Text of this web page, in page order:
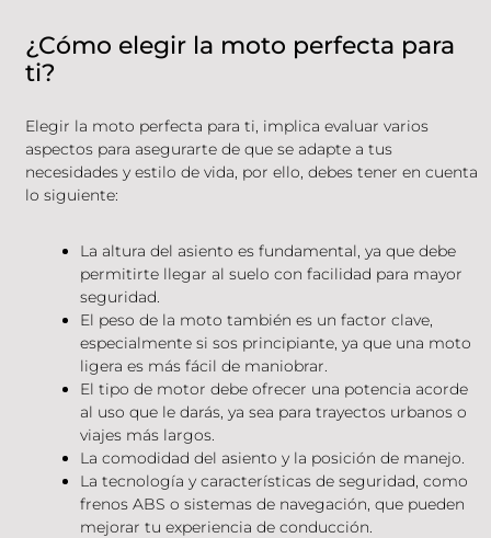
¿Cómo elegir la moto perfecta para
ti?
Elegir la moto perfecta para ti, implica evaluar varios
aspectos para asegurarte de que se adapte a tus
necesidades y estilo de vida, por ello, debes tener en cuenta
lo siguiente:
La altura del asiento es fundamental, ya que debe
permitirte llegar al suelo con facilidad para mayor
seguridad.
El peso de la moto también es un factor clave,
especialmente si sos principiante, ya que una moto
ligera es más fácil de maniobrar.
El tipo de motor debe ofrecer una potencia acorde
al uso que le darás, ya sea para trayectos urbanos o
viajes más largos.
La comodidad del asiento y la posición de manejo.
La tecnología y características de seguridad, como
frenos ABS o sistemas de navegación, que pueden
mejorar tu experiencia de conducción.